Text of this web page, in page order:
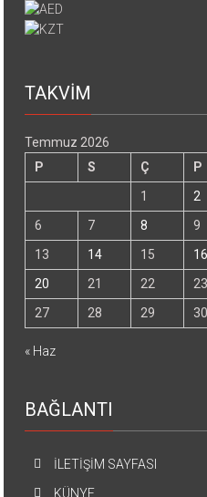
TAKVİM
Temmuz 2026
P
S Ç P
1
2
6
7 8 9
13
14 15 16
20
21 22 23
27
28 29 30
« Haz
BAĞLANTI
İLETİŞİM SAYFASI
KÜNYE